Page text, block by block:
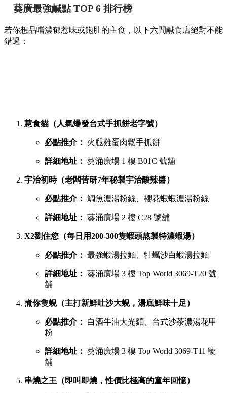
葵廣最強鹹點 TOP 6 排行榜
若你想品嚐濃郁惹味或飽肚的主食，以下六間鹹食店絕對不能
錯過：
慧食貓（人氣爆發台式手抓餅老字號）
必點推介： 火腿雞蛋肉鬆手抓餅
詳細地址： 葵涌廣場 1 樓 B01C 號舖
宇治初時（老闆苦研7年秘製宇治酸辣醬）
必點推介： 鯛魚濃湯粉絲、櫻花蝦蝦濃湯粉絲
詳細地址： 葵涌廣場 2 樓 C28 號舖
X2劉住您（每日用200-300隻蝦頭熬製特濃蝦湯）
必點推介： 最強蝦湯拉麵、牡蠣沙白蝦湯拉麵
詳細地址： 葵涌廣場 3 樓 Top World 3069-T20 號
舖
煮你隻蜆（主打新鮮吐沙大蜆，湯底鮮味十足）
必點推介：
白酒牛油大光麵、台式沙茶濃湯花甲
粉
詳細地址： 葵涌廣場 3 樓 Top World 3069-T11 號
舖
串燒之王（即叫即燒，性價比極高的童年回憶）